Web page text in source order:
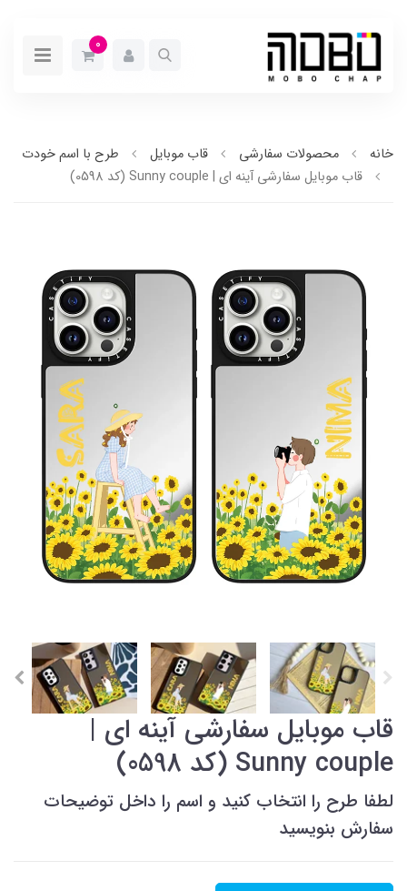
0
خانه محصولات سفارشی قاب موبایل
طرح با اسم خودت
قاب موبایل سفارشی آینه ای | Sunny couple (کد 0598)
قاب موبایل سفارشی آینه ای |
Sunny couple (کد 0598)
لطفا طرح را انتخاب کنید و اسم را داخل توضیحات
سفارش بنویسید